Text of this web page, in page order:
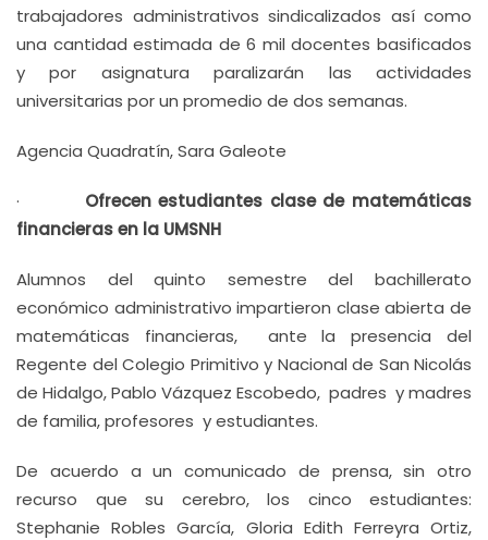
trabajadores administrativos sindicalizados así como
una cantidad estimada de 6 mil docentes basificados
y por asignatura paralizarán las actividades
universitarias por un promedio de dos semanas.
Agencia Quadratín, Sara Galeote
· Ofrecen estudiantes clase de matemáticas
financieras en la UMSNH
Alumnos del quinto semestre del bachillerato
económico administrativo impartieron clase abierta de
matemáticas financieras, ante la presencia del
Regente del Colegio Primitivo y Nacional de San Nicolás
de Hidalgo, Pablo Vázquez Escobedo, padres y madres
de familia, profesores y estudiantes.
De acuerdo a un comunicado de prensa, sin otro
recurso que su cerebro, los cinco estudiantes:
Stephanie Robles García, Gloria Edith Ferreyra Ortiz,